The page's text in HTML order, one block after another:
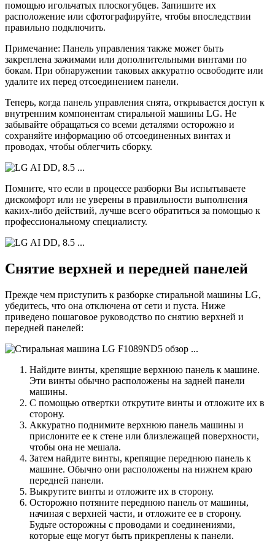
помощью игольчатых плоскогубцев. Запишите их
расположение или сфотографируйте, чтобы впоследствии
правильно подключить.
Примечание: Панель управления также может быть
закреплена зажимами или дополнительными винтами по
бокам. При обнаружении таковых аккуратно освободите или
удалите их перед отсоединением панели.
Теперь, когда панель управления снята, открывается доступ к
внутренним компонентам стиральной машины LG. Не
забывайте обращаться со всеми деталями осторожно и
сохраняйте информацию об отсоединенных винтах и
проводах, чтобы облегчить сборку.
Помните, что если в процессе разборки Вы испытываете
дискомфорт или не уверены в правильности выполнения
каких-либо действий, лучше всего обратиться за помощью к
профессиональному специалисту.
Снятие верхней и передней панелей
Прежде чем приступить к разборке стиральной машины LG,
убедитесь, что она отключена от сети и пуста. Ниже
приведено пошаговое руководство по снятию верхней и
передней панелей:
Найдите винты, крепящие верхнюю панель к машине.
Эти винты обычно расположены на задней панели
машины.
С помощью отвертки открутите винты и отложите их в
сторону.
Аккуратно поднимите верхнюю панель машины и
прислоните ее к стене или близлежащей поверхности,
чтобы она не мешала.
Затем найдите винты, крепящие переднюю панель к
машине. Обычно они расположены на нижнем краю
передней панели.
Выкрутите винты и отложите их в сторону.
Осторожно потяните переднюю панель от машины,
начиная с верхней части, и отложите ее в сторону.
Будьте осторожны с проводами и соединениями,
которые еще могут быть прикреплены к панели.